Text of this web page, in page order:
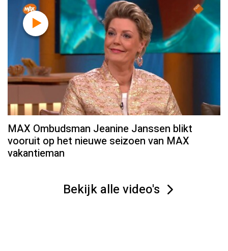
MAX Ombudsman Jeanine Janssen blikt
vooruit op het nieuwe seizoen van MAX
vakantieman
Bekijk alle video's